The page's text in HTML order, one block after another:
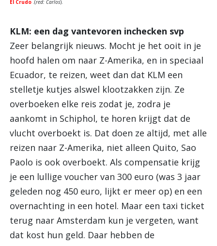
El Crudo .(red: Carlos).
KLM: een dag vantevoren inchecken svp
Zeer belangrijk nieuws. Mocht je het ooit in je
hoofd halen om naar Z-Amerika, en in speciaal
Ecuador, te reizen, weet dan dat KLM een
stelletje kutjes alswel klootzakken zijn. Ze
overboeken elke reis zodat je, zodra je
aankomt in Schiphol, te horen krijgt dat de
vlucht overboekt is. Dat doen ze altijd, met alle
reizen naar Z-Amerika, niet alleen Quito, Sao
Paolo is ook overboekt. Als compensatie krijg
je een lullige voucher van 300 euro (was 3 jaar
geleden nog 450 euro, lijkt er meer op) en een
overnachting in een hotel. Maar een taxi ticket
terug naar Amsterdam kun je vergeten, want
dat kost hun geld. Daar hebben de